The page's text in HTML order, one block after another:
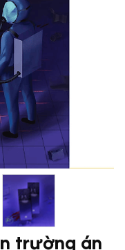
trường án